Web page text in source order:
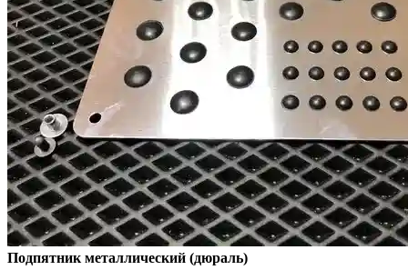
Подпятник металлический (дюраль)